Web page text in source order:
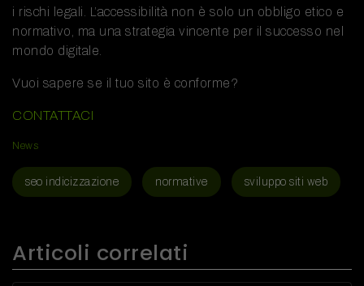
i rischi legali. L’accessibilità non è solo un obbligo etico e
normativo, ma una strategia vincente per il successo nel
mondo digitale.
Vuoi sapere se il tuo sito è conforme?
CONTATTACI
News
seo indicizzazione normative sviluppo siti web
Articoli correlati